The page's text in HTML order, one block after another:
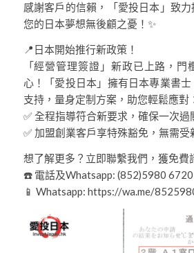
感謝客戶的信賴，「愛投日本」致
您的日本夢想無後顧之憂！✨
📍日本開始推行新政策！
「經營管理簽證」新政已上路，門
心！「愛投日本」擁有日本專業書
支持，量身定制方案，助您輕鬆應對
✅ 全程指導符合新要求，確保一次過
✅ 加盟創業客戶享特殊豁免，無需受
想了解更多？立即聯繫我們，獲免費
☎️ 電話及Whatsapp: (852)5980 6720
📱 Whatsapp: https://wa.me/